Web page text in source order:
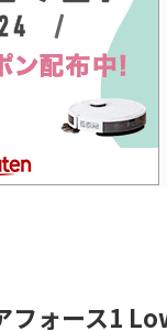
フォース1